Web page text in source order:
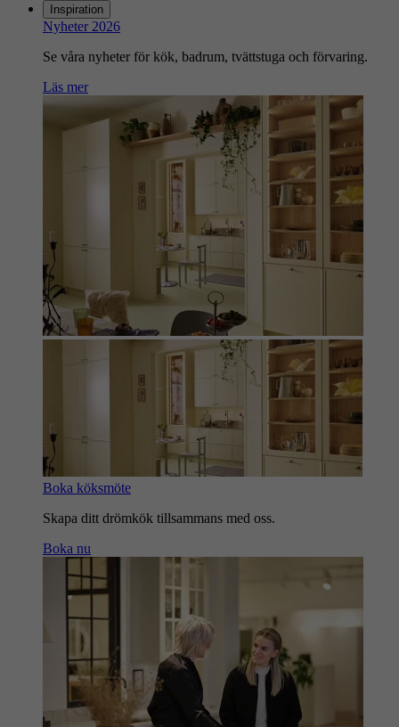
Inspiration
Nyheter 2026
Se våra nyheter för kök, badrum, tvättstuga och förvaring.
Läs mer
Boka köksmöte
Skapa ditt drömkök tillsammans med oss.
Boka nu